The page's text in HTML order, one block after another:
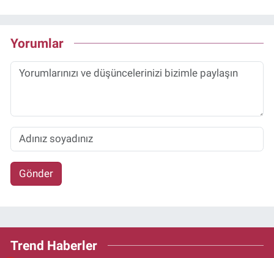
Yorumlar
Gönder
Trend Haberler